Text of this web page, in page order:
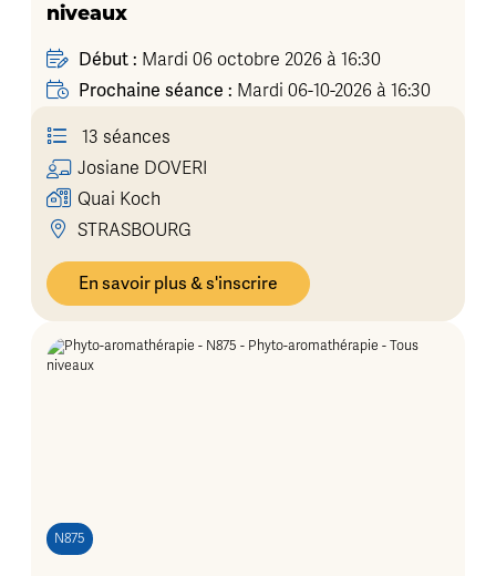
niveaux
Début : Mardi 06 octobre 2026 à 16:30
Prochaine séance : Mardi 06-10-2026 à 16:30
13 séances
Josiane DOVERI
Quai Koch
STRASBOURG
En savoir plus & s'inscrire
N875